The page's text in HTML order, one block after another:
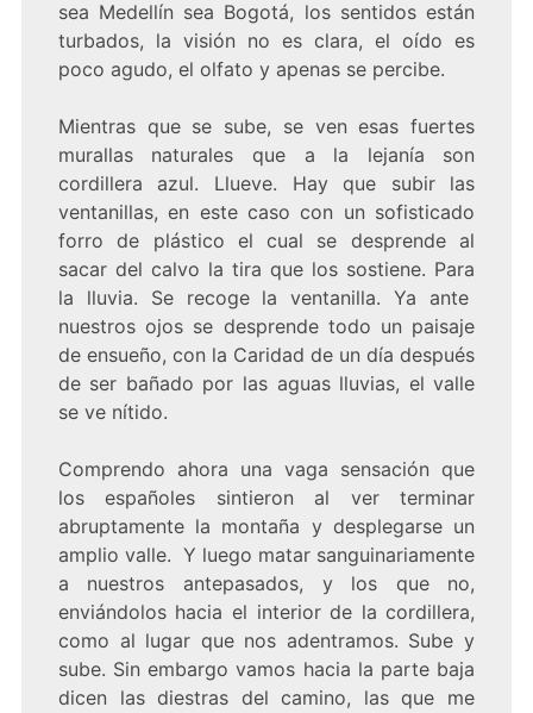
sea Medellín sea Bogotá, los sentidos están
turbados, la visión no es clara, el oído es
poco agudo, el olfato y apenas se percibe.
Mientras que se sube, se ven esas fuertes
murallas naturales que a la lejanía son
cordillera azul. Llueve. Hay que subir las
ventanillas, en este caso con un sofisticado
forro de plástico el cual se desprende al
sacar del calvo la tira que los sostiene. Para
la lluvia. Se recoge la ventanilla. Ya ante
nuestros ojos se desprende todo un paisaje
de ensueño, con la Caridad de un día después
de ser bañado por las aguas lluvias, el valle
se ve nítido.
Comprendo ahora una vaga sensación que
los españoles sintieron al ver terminar
abruptamente la montaña y desplegarse un
amplio valle. Y luego matar sanguinariamente
a nuestros antepasados, y los que no,
enviándolos hacia el interior de la cordillera,
como al lugar que nos adentramos. Sube y
sube. Sin embargo vamos hacia la parte baja
dicen las diestras del camino, las que me